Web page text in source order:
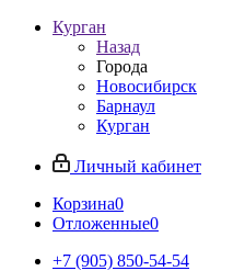
Курган
Назад
Города
Новосибирск
Барнаул
Курган
Личный кабинет
Корзина0
Отложенные0
+7 (905) 850-54-54